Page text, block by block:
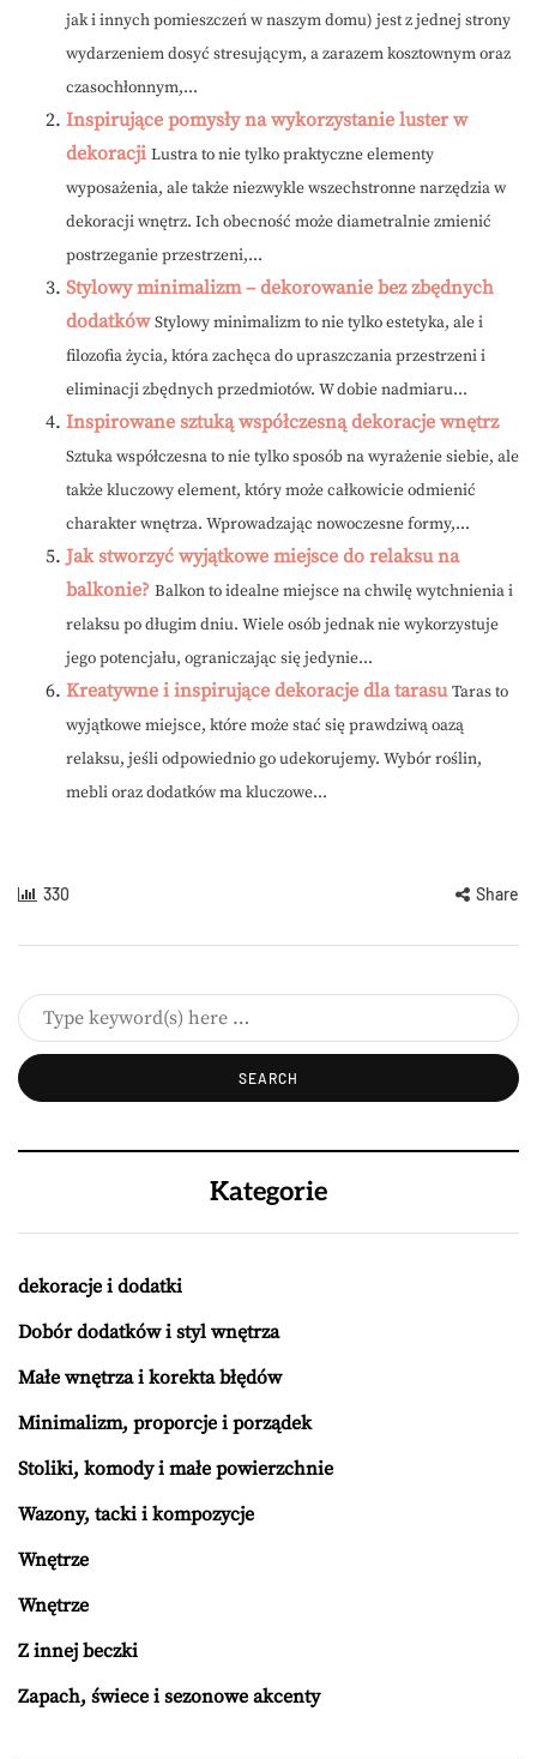
jak i innych pomieszczeń w naszym domu) jest z jednej strony
wydarzeniem dosyć stresującym, a zarazem kosztownym oraz
czasochłonnym,...
Inspirujące pomysły na wykorzystanie luster w
dekoracji Lustra to nie tylko praktyczne elementy
wyposażenia, ale także niezwykle wszechstronne narzędzia w
dekoracji wnętrz. Ich obecność może diametralnie zmienić
postrzeganie przestrzeni,...
Stylowy minimalizm – dekorowanie bez zbędnych
dodatków Stylowy minimalizm to nie tylko estetyka, ale i
filozofia życia, która zachęca do upraszczania przestrzeni i
eliminacji zbędnych przedmiotów. W dobie nadmiaru...
Inspirowane sztuką współczesną dekoracje wnętrz
Sztuka współczesna to nie tylko sposób na wyrażenie siebie, ale
także kluczowy element, który może całkowicie odmienić
charakter wnętrza. Wprowadzając nowoczesne formy,...
Jak stworzyć wyjątkowe miejsce do relaksu na
balkonie? Balkon to idealne miejsce na chwilę wytchnienia i
relaksu po długim dniu. Wiele osób jednak nie wykorzystuje
jego potencjału, ograniczając się jedynie...
Kreatywne i inspirujące dekoracje dla tarasu Taras to
wyjątkowe miejsce, które może stać się prawdziwą oazą
relaksu, jeśli odpowiednio go udekorujemy. Wybór roślin,
mebli oraz dodatków ma kluczowe...
330 Share
Kategorie
dekoracje i dodatki
Dobór dodatków i styl wnętrza
Małe wnętrza i korekta błędów
Minimalizm, proporcje i porządek
Stoliki, komody i małe powierzchnie
Wazony, tacki i kompozycje
Wnętrze
Wnętrze
Z innej beczki
Zapach, świece i sezonowe akcenty